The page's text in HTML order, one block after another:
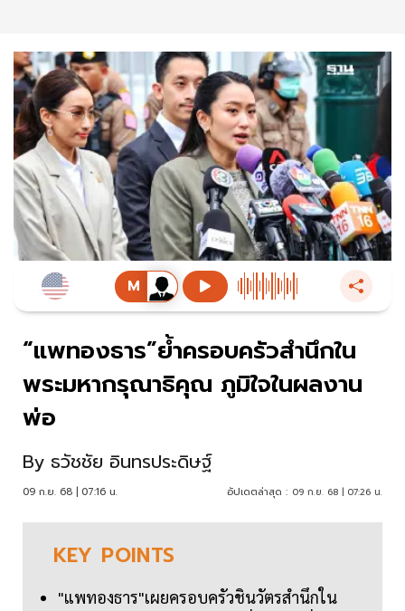
“แพทองธาร”ย้ำครอบครัวสำนึกใน
พระมหากรุณาธิคุณ ภูมิใจในผลงาน
พ่อ
By ธวัชชัย อินทรประดิษฐ์
09 ก.ย. 68 | 07:16 น. อัปเดตล่าสุด : 09 ก.ย. 68 | 07:26 น.
KEY POINTS
"แพทองธาร"เผยครอบครัวชินวัตรสำนึกใน